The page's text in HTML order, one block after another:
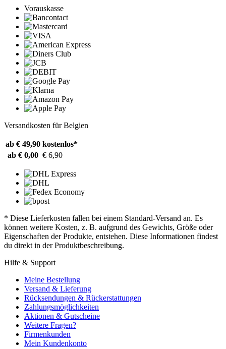
Vorauskasse
Versandkosten für Belgien
ab € 49,90 kostenlos*
ab € 0,00 € 6,90
* Diese Lieferkosten fallen bei einem Standard-Versand an. Es
können weitere Kosten, z. B. aufgrund des Gewichts, Größe oder
Eigenschaften der Produkte, entstehen. Diese Informationen findest
du direkt in der Produktbeschreibung.
Hilfe & Support
Meine Bestellung
Versand & Lieferung
Rücksendungen & Rückerstattungen
Zahlungsmöglichkeiten
Aktionen & Gutscheine
Weitere Fragen?
Firmenkunden
Mein Kundenkonto